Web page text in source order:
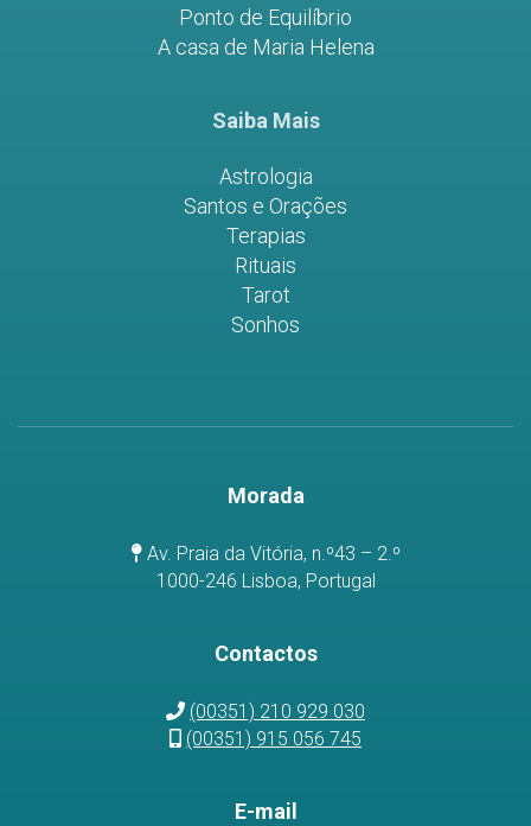
Ponto de Equilíbrio
A casa de Maria Helena
Saiba Mais
Astrologia
Santos e Orações
Terapias
Rituais
Tarot
Sonhos
Morada
Av. Praia da Vitória, n.º43 – 2.º
1000-246 Lisboa, Portugal
Contactos
(00351) 210 929 030
(00351) 915 056 745
E-mail